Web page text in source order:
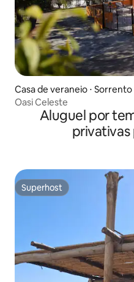
Casa de veraneio ⋅ Sorrento
Oasi Celeste
Aluguel por
Superhost
Superhost